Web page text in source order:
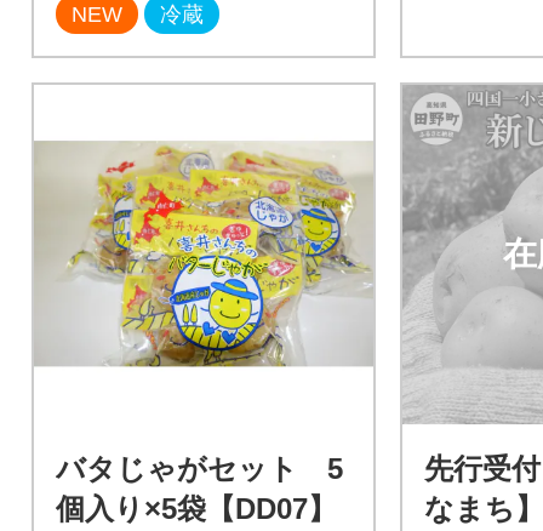
NEW 冷蔵
バタじゃがセット 5
個入り×5袋【DD07】
先行受
なまち